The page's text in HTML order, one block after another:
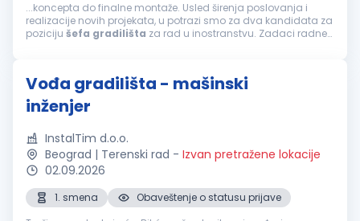
...koncepta do finalne montaže. Usled širenja poslovanja i
realizacije novih projekata, u potrazi smo za dva kandidata za
poziciju šefa gradilišta za rad u inostranstvu. Zadaci radne
Vođa gradilišta - mašinski
inženjer
InstalTim d.o.o.
Beograd | Terenski rad - Izvan pretražene lokacije
02.09.2026
1. smena
Obaveštenje o statusu prijave